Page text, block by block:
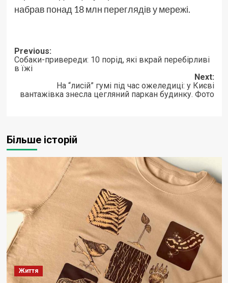
набрав понад 18 млн переглядів у мережі.
Post
navigation
Previous:
Собаки-привереди: 10 порід, які вкрай перебірливі
в їжі
Next:
На “лисій” гумі під час ожеледиці: у Києві
вантажівка знесла цегляний паркан будинку. Фото
Більше історій
Життя